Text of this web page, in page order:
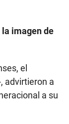
la imagen de
el
advirtieron a
a su